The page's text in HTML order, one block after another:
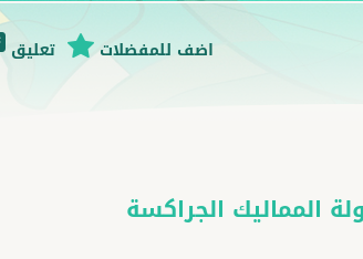
تعليق اضف للمفضلات
المماليك الجراكسة